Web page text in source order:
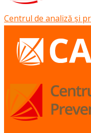
Centrul de analiză și